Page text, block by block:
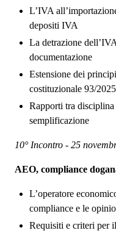
L’IVA
depositi IVA
La detrazione
documentazione
Estensione dei
costituzionale 93/2025
Rapporti tra
semplificazione
10° Incontro - 25
AEO, compliance
L’operatore
compliance e le
Requisiti e criteri per